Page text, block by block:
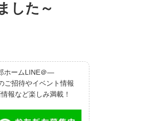
した～
ホームLINE＠―
ご招待やイベント情報
報など楽しみ満載！